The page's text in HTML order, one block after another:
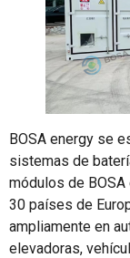
BOSA energy se
sistemas de
módulos de
30 países de
ampliamente en
elevadoras,